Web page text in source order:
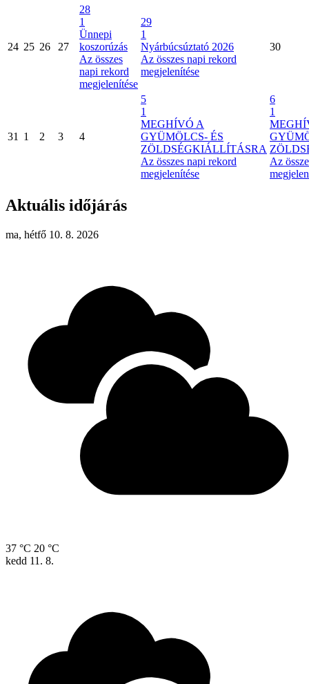
24 25 26 27
28
1
Ünnepi
koszorúzás
Az összes
napi rekord
megjelenítése
29
1
Nyárbúcsúztató 2026
Az összes napi rekord
megjelenítése
30
31 1 2 3 4
5
1
MEGHÍVÓ A
GYÜMÖLCS- ÉS
ZÖLDSÉGKIÁLLÍTÁSRA
Az összes napi rekord
megjelenítése
6
1
Az
Aktuális időjárás
ma, hétfő 10. 8. 2026
37 °C 20 °C
kedd 11. 8.